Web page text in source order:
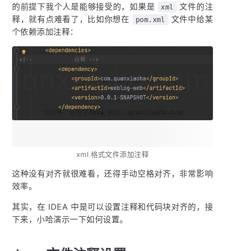
的前提下我个人是能够接受的，如果是
xml
文件的注
释，就有点难看了，比如你想在
pom.xml
文件中给某
个依赖添加注释：
xml 格式文件添加注释
这种没有对齐就很难看，还得手动空格对齐，非常影响
效率。
其实，在 IDEA 中是可以设置注释和代码块对齐的，接
下来，小哈演示一下如何设置。